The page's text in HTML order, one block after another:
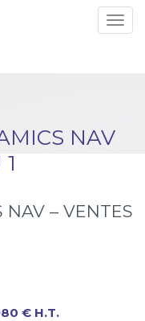
NAV
NAV – VENTES
€ H.T.